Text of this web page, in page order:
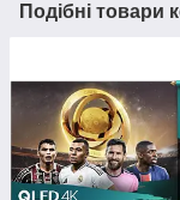
Подібні товари